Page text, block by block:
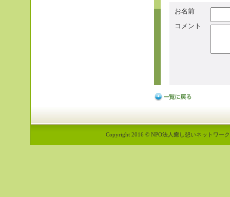
お名前
コメント
Copyright 2016 © NPO法人癒し憩いネットワー